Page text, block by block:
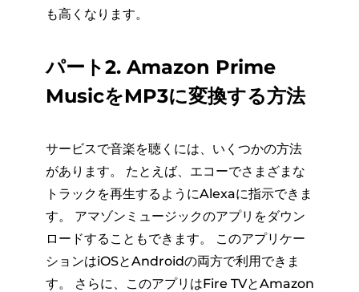
も高くなります。
パート2. Amazon Prime
MusicをMP3に変換する方法
サービスで音楽を聴くには、いくつかの方法
があります。 たとえば、エコーでさまざまな
トラックを再生するようにAlexaに指示できま
す。 アマゾンミュージックのアプリをダウン
ロードすることもできます。 このアプリケー
ションはiOSとAndroidの両方で利用できま
す。 さらに、このアプリはFire TVとAmazon